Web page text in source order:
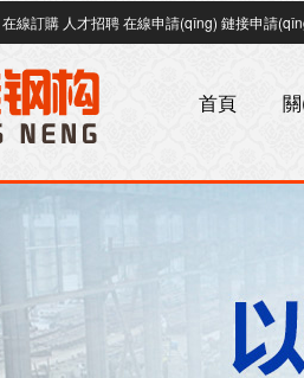
在線訂購 人才招聘在線申請(qǐng) 鏈接申請
首頁